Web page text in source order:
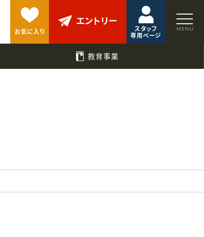
お気に入り
エントリー
スタッフ
専用ページ
教育事業